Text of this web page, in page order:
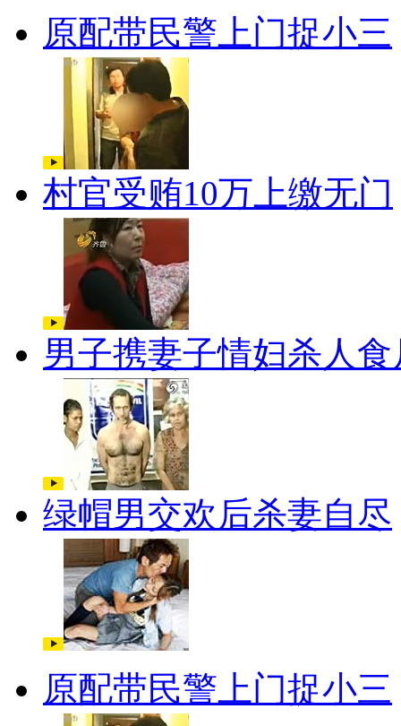
原配带民警上门捉小三
村官受贿10万上缴无门
男子携妻子情妇杀人食
绿帽男交欢后杀妻自尽
原配带民警上门捉小三